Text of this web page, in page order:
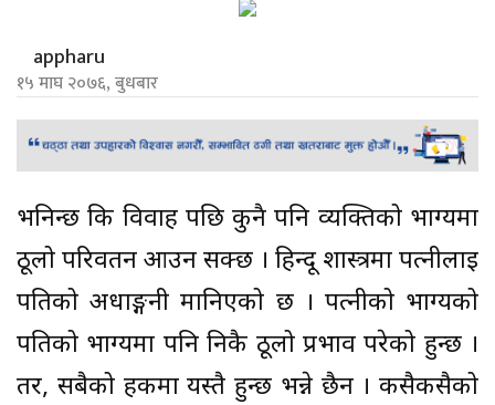
appharu
१५ माघ २०७६, बुधबार
भनिन्छ कि विवाह पछि कुनै पनि व्यक्तिको भाग्यमा
ठूलो परिवर्तन आउन सक्छ । हिन्दू शास्त्रमा पत्नीलाई
पतिको अर्धाङ्गनी मानिएको छ । पत्नीको भाग्यको
पतिको भाग्यमा पनि निकै ठूलो प्रभाव परेको हुन्छ ।
तर, सबैको हकमा यस्तै हुन्छ भन्ने छैन । कसैकसैको